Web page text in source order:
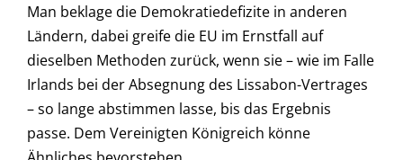
Man beklage die Demokratiedefizite in anderen
Ländern, dabei greife die EU im Ernstfall auf
dieselben Methoden zurück, wenn sie – wie im Falle
Irlands bei der Absegnung des Lissabon-Vertrages
– so lange abstimmen lasse, bis das Ergebnis
passe. Dem Vereinigten Königreich könne